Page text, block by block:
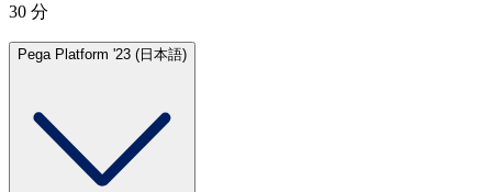
30 分
Pega Platform '23 (日本語)